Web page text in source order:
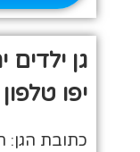
גן
יפו טלפון
כתובת הגן: